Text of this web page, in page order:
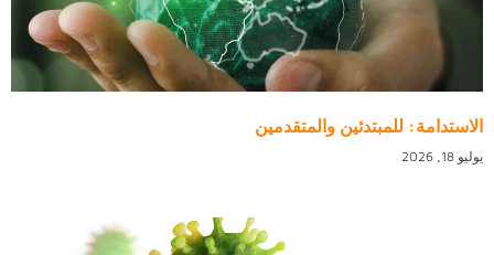
الاستدامة: للمبتدئين والمتقدمين
يوليو 18, 2026